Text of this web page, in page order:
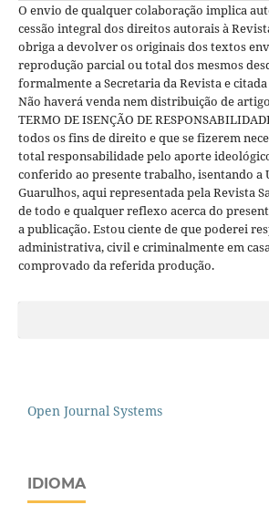
O envio de qualquer colaboração implica
cessão integral dos direitos autorais à
obriga a devolver os originais dos textos
reprodução parcial ou total dos mesmos
formalmente a Secretaria da Revista e
Não haverá venda nem distribuição de
TERMO DE ISENÇÃO DE
todos os fins de direito e que se fizerem
total responsabilidade pelo aporte
conferido ao presente trabalho, isentando a
Guarulhos, aqui representada pela Revista
de todo e qualquer reflexo acerca do
a publicação. Estou ciente de que poderei
administrativa, civil e criminalmente em
comprovado da referida produção.
Open Journal Systems
IDIOMA